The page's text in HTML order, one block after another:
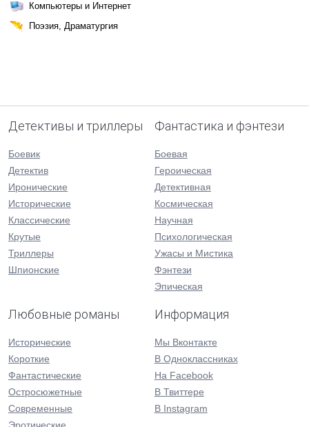
Компьютеры и Интернет
Поэзия, Драматургия
Детективы и триллеры
Боевик
Детектив
Иронические
Исторические
Классические
Крутые
Триллеры
Шпионские
Фантастика и фэнтези
Боевая
Героическая
Детективная
Космическая
Научная
Психологическая
Ужасы и Мистика
Фэнтези
Эпическая
Любовные романы
Исторические
Короткие
Фантастические
Остросюжетные
Современные
Информация
Мы Вконтакте
В Одноклассниках
На Facebook
В Твиттере
В Instagram